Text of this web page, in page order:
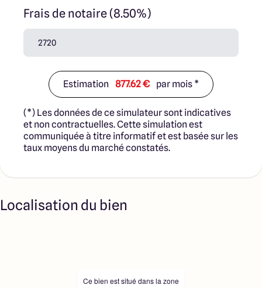
Frais de notaire (8.50%)
Estimation 877.62 € par mois *
(*) Les données de ce simulateur sont indicatives
et non contractuelles. Cette simulation est
communiquée à titre informatif et est basée sur les
taux moyens du marché constatés.
Localisation du bien
Ce bien est situé dans la zone